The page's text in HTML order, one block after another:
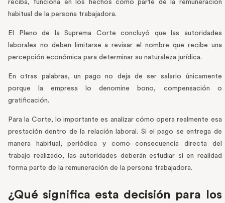
reciba, funciona en los hechos como parte de la remuneración
habitual de la persona trabajadora.
El Pleno de la Suprema Corte concluyó que las autoridades
laborales no deben limitarse a revisar el nombre que recibe una
percepción económica para determinar su naturaleza jurídica.
En otras palabras, un pago no deja de ser salario únicamente
porque la empresa lo denomine bono, compensación o
gratificación.
Para la Corte, lo importante es analizar cómo opera realmente esa
prestación dentro de la relación laboral. Si el pago se entrega de
manera habitual, periódica y como consecuencia directa del
trabajo realizado, las autoridades deberán estudiar si en realidad
forma parte de la remuneración de la persona trabajadora.
¿Qué significa esta decisión para los